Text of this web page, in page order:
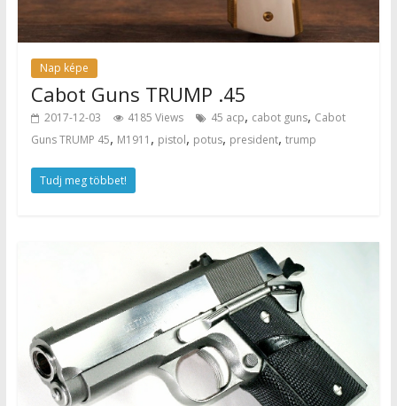
Nap képe
Cabot Guns TRUMP .45
2017-12-03 4185 Views 45 acp, cabot guns, Cabot
Guns TRUMP 45, M1911 , pistol, potus, president, trump
Tudj meg többet!